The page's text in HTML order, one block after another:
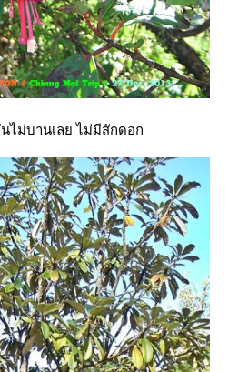
ไม่บานเลย ไม่มีสักดอก